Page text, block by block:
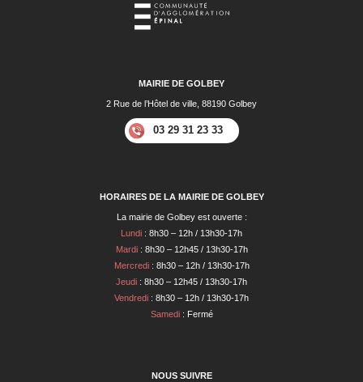
MAIRIE DE GOLBEY
2 Rue de l’Hôtel de ville, 88190 Golbey
03 29 31 23 33
HORAIRES DE LA MAIRIE DE GOLBEY
La mairie de Golbey est ouverte :
Lundi : 8h30 – 12h / 13h30-17h
Mardi: 8h30 – 12h45 / 13h30-17h
Mercredi: 8h30 – 12h / 13h30-17h
Jeudi : 8h30 – 12h45 / 13h30-17h
Vendredi : 8h30 – 12h / 13h30-17h
Samedi: Fermé
NOUS SUIVRE